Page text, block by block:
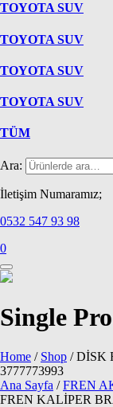
TOYOTA SUV
TOYOTA SUV
TOYOTA SUV
TOYOTA SUV
TÜM
Ara:
İletişim Numaramız;
0532 547 93 98
0
Single
Home / Shop /DİSK
3777773993
Ana Sayfa /FREN
FREN KALİPER